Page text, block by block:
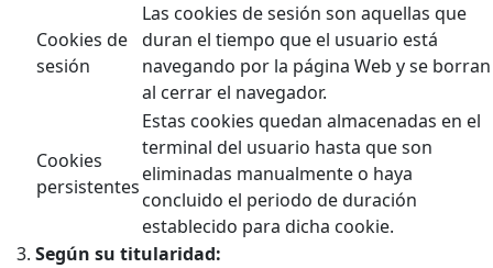
Cookies de
sesión
Las cookies de sesión son aquellas que
duran el tiempo que el usuario está
navegando por la página Web y se borran
al cerrar el navegador.
Cookies
persistentes
Estas cookies quedan almacenadas en el
terminal del usuario hasta que son
eliminadas manualmente o haya
concluido el periodo de duración
establecido para dicha cookie.
Según su titularidad: